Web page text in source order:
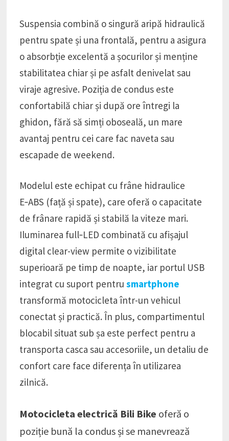
Suspensia combină o singură aripă hidraulică
pentru spate și una frontală, pentru a asigura
o absorbție excelentă a șocurilor și menține
stabilitatea chiar și pe asfalt denivelat sau
viraje agresive. Poziția de condus este
confortabilă chiar și după ore întregi la
ghidon, fără să simți oboseală, un mare
avantaj pentru cei care fac naveta sau
escapade de weekend.
Modelul este echipat cu frâne hidraulice
E‑ABS (față și spate), care oferă o capacitate
de frânare rapidă și stabilă la viteze mari.
Iluminarea full‑LED combinată cu afișajul
digital clear-view permite o vizibilitate
superioară pe timp de noapte, iar portul USB
integrat cu suport pentrusmartphone
transformă motocicleta într-un vehicul
conectat și practică. În plus, compartimentul
blocabil situat sub șa este perfect pentru a
transporta casca sau accesoriile, un detaliu de
confort care face diferența în utilizarea
zilnică.
Motocicleta electrică Bili Bike oferă o
poziție bună la condus și se manevrează